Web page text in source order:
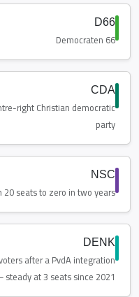
D66
Democraten 66
CDA
right Christian democratic
party
NSC
seats to zero in two years
DENK
after a PvdA integration
at 3 seats since 2021